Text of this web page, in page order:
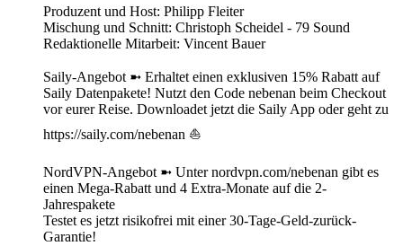
Produzent und Host: Philipp Fleiter
Mischung und Schnitt: Christoph Scheidel - 79 Sound
Redaktionelle Mitarbeit: Vincent Bauer
Saily-Angebot ➼ Erhaltet einen exklusiven 15% Rabatt auf
Saily Datenpakete! Nutzt den Code nebenan beim Checkout
vor eurer Reise. Downloadet jetzt die Saily App oder geht zu
https://saily.com/nebenan ⛵
NordVPN-Angebot ➼ Unter nordvpn.com/nebenan gibt es
einen Mega-Rabatt und 4 Extra-Monate auf die 2-
Jahrespakete
Testet es jetzt risikofrei mit einer 30-Tage-Geld-zurück-
Garantie!